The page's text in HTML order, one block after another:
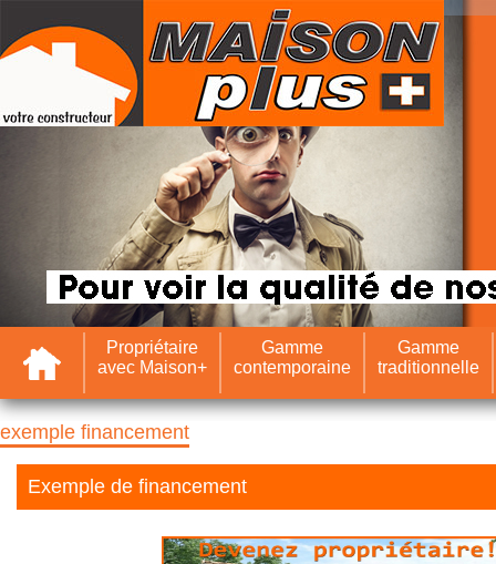
Accueil
Propriétaire
avec Maison+
Gamme
contemporaine
Gamme
traditionnelle
exemple financement
Exemple de financement